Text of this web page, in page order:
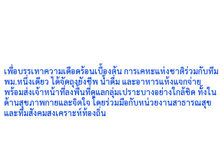
เพื่อบรรเทาความเดือดร้อนเบื้องต้น การเคหะแห่งชาติร่วมกับทีม
พม.หนึ่งเดียว ได้จัดถุงยังชีพ น้ำดื่ม และอาหารแห้งแจกจ่าย
พร้อมส่งเจ้าหน้าที่ลงพื้นที่ดูแลกลุ่มเปราะบางอย่างใกล้ชิด ทั้งใน
ด้านสุขภาพกายและจิตใจ โดยร่วมมือกับหน่วยงานสาธารณสุข
และทีมสังคมสงเคราะห์ท้องถิ่น